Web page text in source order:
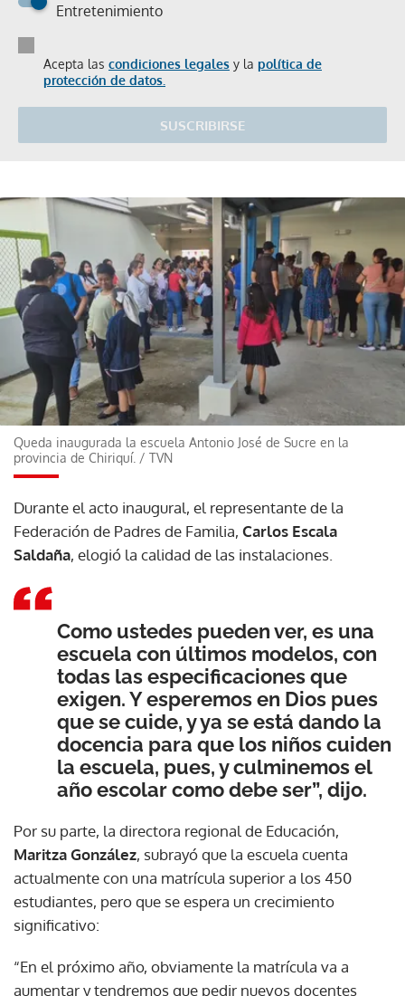
Entretenimiento
Acepta las condiciones legales y la política de
protección de datos.
SUSCRIBIRSE
Queda inaugurada la escuela Antonio José de Sucre en la
provincia de Chiriquí. / TVN
Durante el acto inaugural, el representante de la
Federación de Padres de Familia, Carlos Escala
Saldaña, elogió la calidad de las instalaciones.
Como ustedes pueden ver, es una
escuela con últimos modelos, con
todas las especificaciones que
exigen. Y esperemos en Dios pues
que se cuide, y ya se está dando la
docencia para que los niños cuiden
la escuela, pues, y culminemos el
año escolar como debe ser”, dijo.
Por su parte, la directora regional de Educación,
Maritza González, subrayó que la escuela cuenta
actualmente con una matrícula superior a los 450
estudiantes, pero que se espera un crecimiento
significativo:
“En el próximo año, obviamente la matrícula va a
aumentar y tendremos que pedir nuevos docentes